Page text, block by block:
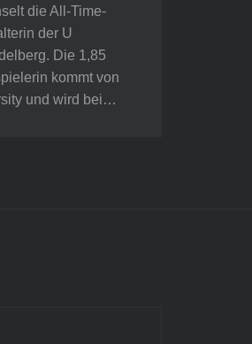
die All-Time-
der U
Die 1,85
kommt von
und wird bei…